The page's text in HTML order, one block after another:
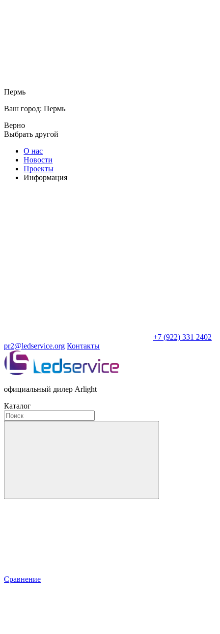
Пермь
Ваш город: Пермь
Верно
Выбрать другой
О нас
Новости
Проекты
Информация
+7 (922) 331 2402
pr2@ledservice.org Контакты
официальный дилер Arlight
Каталог
Сравнение